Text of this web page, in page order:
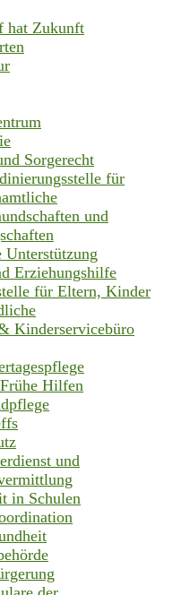
hat Zukunft
Sorgerecht
für
und
Unterstützung
Erziehungshilfe
für Eltern, Kinder
Kinderservicebüro
Hilfen
und
in Schulen